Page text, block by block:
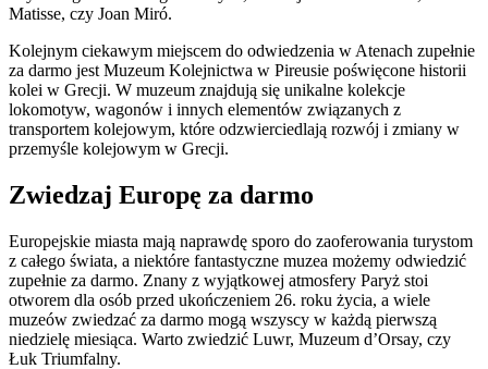
Matisse, czy Joan Miró.
Kolejnym ciekawym miejscem do odwiedzenia w Atenach zupełnie
za darmo jest Muzeum Kolejnictwa w Pireusie poświęcone historii
kolei w Grecji. W muzeum znajdują się unikalne kolekcje
lokomotyw, wagonów i innych elementów związanych z
transportem kolejowym, które odzwierciedlają rozwój i zmiany w
przemyśle kolejowym w Grecji.
Zwiedzaj Europę za darmo
Europejskie miasta mają naprawdę sporo do zaoferowania turystom
z całego świata, a niektóre fantastyczne muzea możemy odwiedzić
zupełnie za darmo. Znany z wyjątkowej atmosfery Paryż stoi
otworem dla osób przed ukończeniem 26. roku życia, a wiele
muzeów zwiedzać za darmo mogą wszyscy w każdą pierwszą
niedzielę miesiąca. Warto zwiedzić Luwr, Muzeum d’Orsay, czy
Łuk Triumfalny.